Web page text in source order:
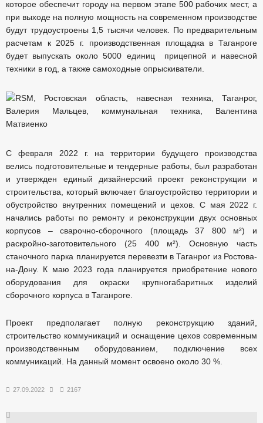
которое обеспечит городу на первом этапе 500 рабочих мест, а
при выходе на полную мощность на современном производстве
будут трудоустроены 1,5 тысячи человек. По предварительным
расчетам к 2025 г. производственная площадка в Таганроге
будет выпускать около 5000 единиц прицепной и навесной
техники в год, а также самоходные опрыскиватели.
С февраля 2022 г. на территории будущего производства
велись подготовительные и тендерные работы, был разработан
и утвержден единый дизайнерский проект реконструкции и
строительства, который включает благоустройство территории и
обустройство внутренних помещений и цехов. С мая 2022 г.
начались работы по ремонту и реконструкции двух основных
корпусов – сварочно-сборочного (площадь 37 800 м²) и
раскройно-заготовительного (25 400 м²). Основную часть
станочного парка планируется перевезти в Таганрог из Ростова-
на-Дону. К маю 2023 года планируется приобретение нового
оборудования для окраски крупногабаритных изделий
сборочного корпуса в Таганроге.
Проект предполагает полную реконструкцию зданий,
строительство коммуникаций и оснащение цехов современным
производственным оборудованием, подключение всех
коммуникаций. На данный момент освоено около 30 %.
27.09.2022 2167